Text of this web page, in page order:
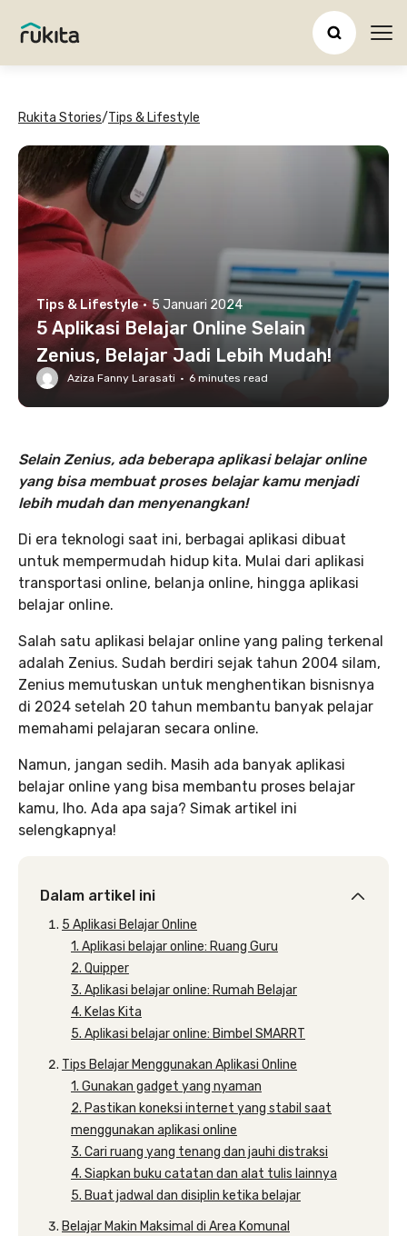
Rukita Stories/Tips & Lifestyle
Tips & Lifestyle · 5 Januari 2024
5 Aplikasi Belajar Online Selain
Zenius, Belajar Jadi Lebih Mudah!
Aziza Fanny Larasati · 6 minutes read
Selain Zenius, ada beberapa aplikasi belajar online
yang bisa membuat proses belajar kamu menjadi
lebih mudah dan menyenangkan!
Di era teknologi saat ini, berbagai aplikasi dibuat
untuk mempermudah hidup kita. Mulai dari aplikasi
transportasi online, belanja online, hingga aplikasi
belajar online.
Salah satu aplikasi belajar online yang paling terkenal
adalah Zenius. Sudah berdiri sejak tahun 2004 silam,
Zenius memutuskan untuk menghentikan bisnisnya
di 2024 setelah 20 tahun membantu banyak pelajar
memahami pelajaran secara online.
Namun, jangan sedih. Masih ada banyak aplikasi
belajar online yang bisa membantu proses belajar
kamu, lho. Ada apa saja? Simak artikel ini
selengkapnya!
Dalam artikel ini
5 Aplikasi Belajar Online
1. Aplikasi belajar online: Ruang Guru
2. Quipper
3. Aplikasi belajar online: Rumah Belajar
4. Kelas Kita
5. Aplikasi belajar online: Bimbel SMARRT
Tips Belajar Menggunakan Aplikasi Online
1. Gunakan gadget yang nyaman
2. Pastikan koneksi internet yang stabil saat
menggunakan aplikasi online
3. Cari ruang yang tenang dan jauhi distraksi
4. Siapkan buku catatan dan alat tulis lainnya
5. Buat jadwal dan disiplin ketika belajar
Belajar Makin Maksimal di Area Komunal